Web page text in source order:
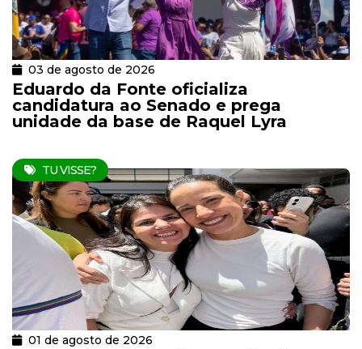
03 de agosto de 2026
Eduardo da Fonte oficializa
candidatura ao Senado e prega
unidade da base de Raquel Lyra
TU VISSE?
01 de agosto de 2026